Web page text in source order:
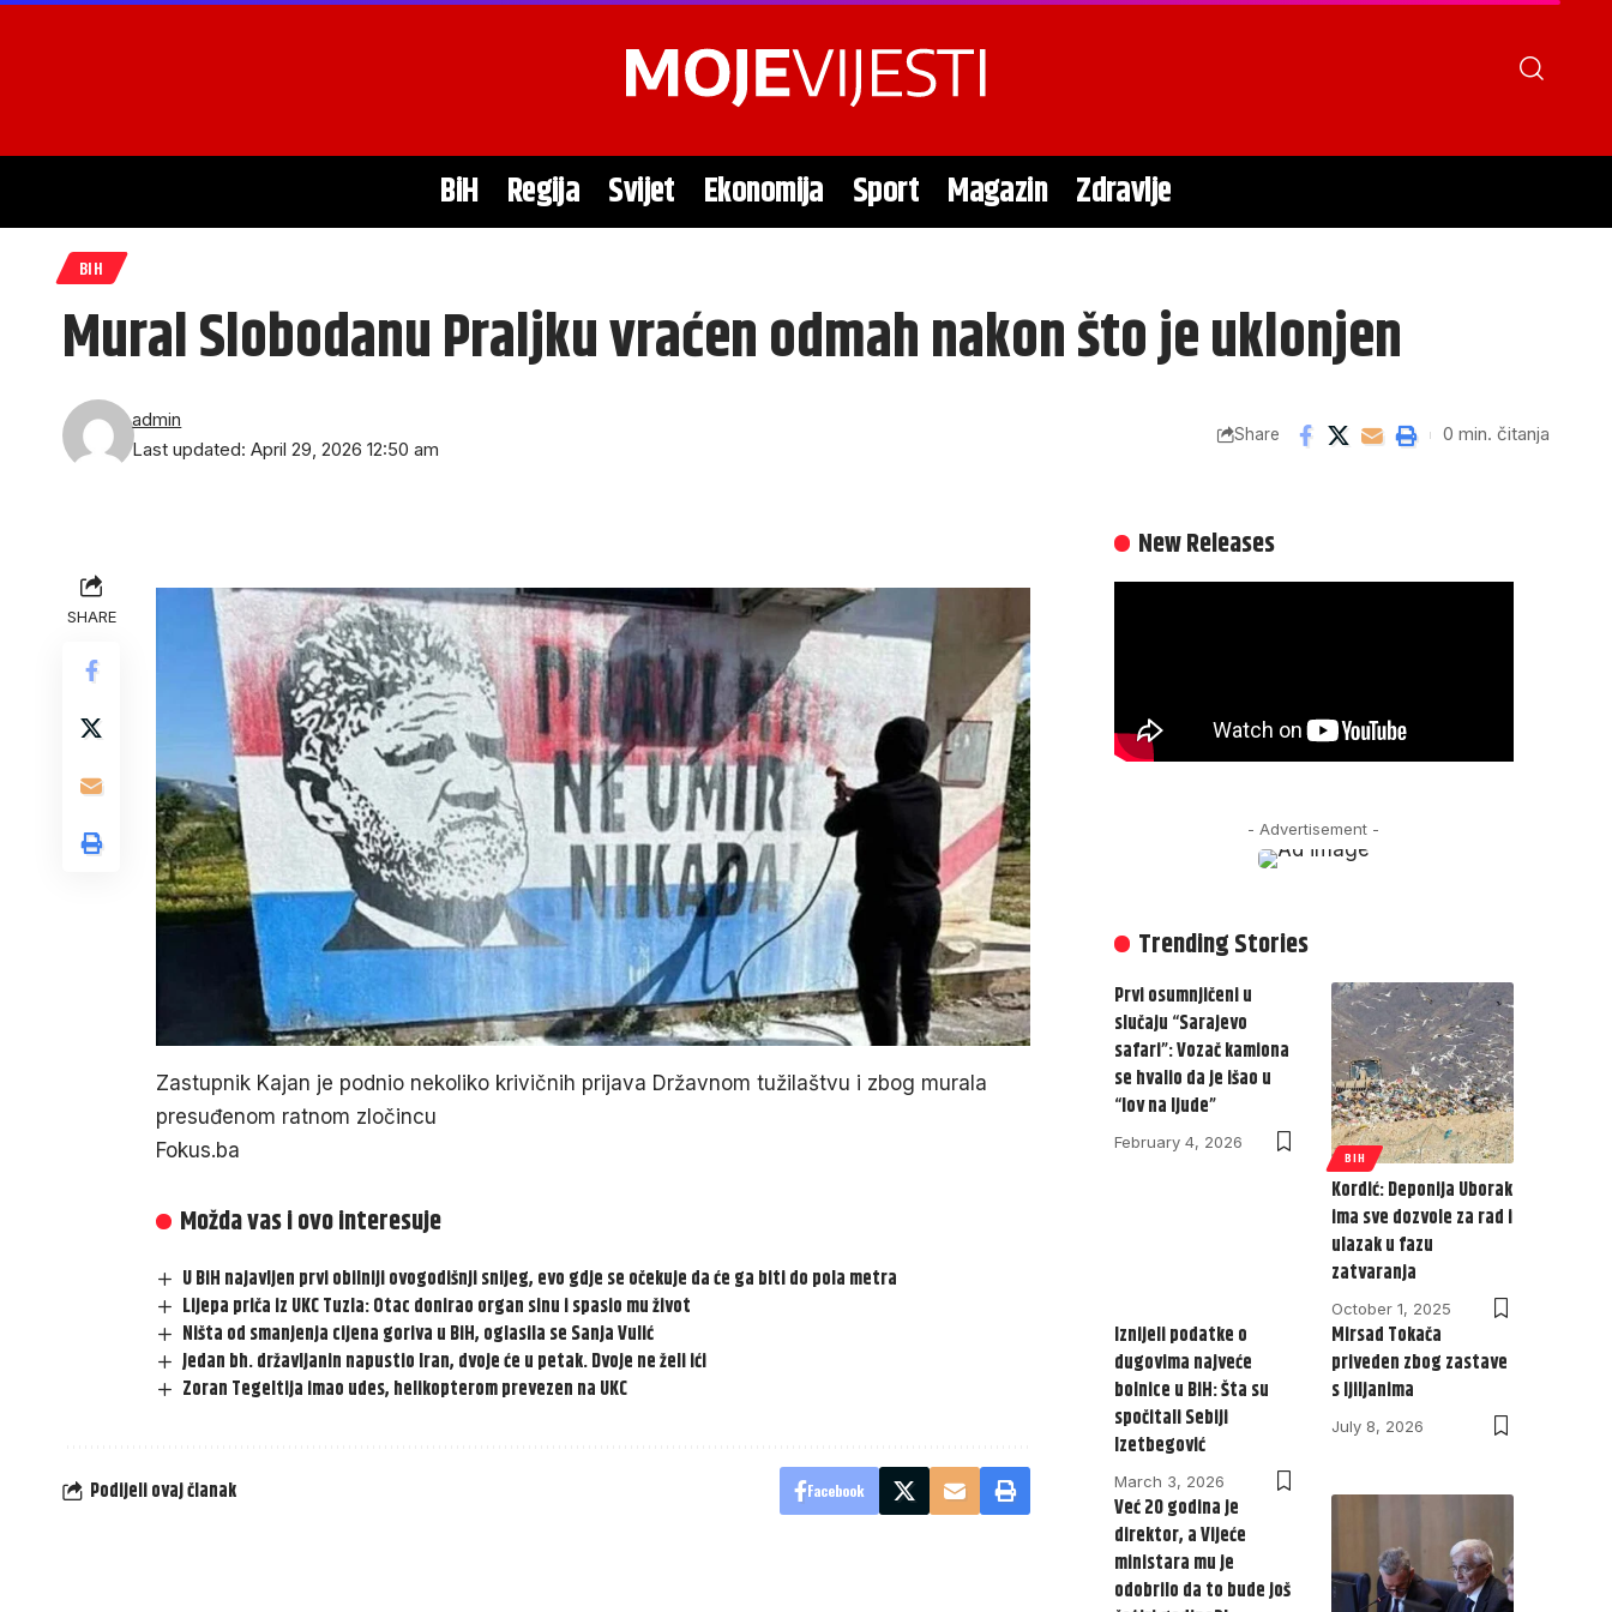
BiH Regija Svijet Ekonomija Sport Magazin Zdravlje
BIH
Mural Slobodanu Praljku vraćen odmah nakon što je uklonjen
Last updated: April 29, 2026 12:50 am
admin
Share 0 min. čitanja
SHARE
Zastupnik Kajan je podnio nekoliko krivičnih prijava Državnom tužilaštvu i zbog murala
presuđenom ratnom zločincu
Fokus.ba
Možda vas i ovo interesuje
U BiH najavljen prvi obilniji ovogodišnji snijeg, evo gdje se očekuje da će ga biti do pola metra
Lijepa priča iz UKC Tuzla: Otac donirao organ sinu i spasio mu život
Ništa od smanjenja cijena goriva u BiH, oglasila se Sanja Vulić
Jedan bh. državljanin napustio Iran, dvoje će u petak. Dvoje ne želi ići
Zoran Tegeltija imao udes, helikopterom prevezen na UKC
Podijeli ovaj članak Facebook
New Releases
- Advertisement -
Trending Stories
Prvi osumnjičeni u
slučaju “Sarajevo
safari”: Vozač kamiona
se hvalio da je išao u
“lov na ljude”
February 4, 2026
BIH
Kordić: Deponija Uborak
ima sve dozvole za rad i
ulazak u fazu
zatvaranja
October 1, 2025
Iznijeli podatke o
dugovima najveće
bolnice u BiH: Šta su
spočitali Sebiji
Izetbegović
March 3, 2026
Mirsad Tokača
priveden zbog zastave
s ljiljanima
July 8, 2026
Već 20 godina je
direktor, a Vijeće
ministara mu je
odobrilo da to bude još